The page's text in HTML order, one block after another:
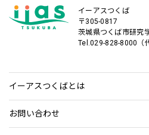
イーアスつくば
〒305-0817
茨城県つくば市研究
Tel.029-828-8000（
イーアスつくばとは
お問い合わせ